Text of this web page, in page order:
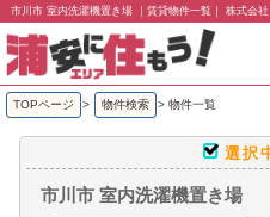
市川市 室内洗濯機置き場 ｜賃貸物件一覧｜ 株式会社
TOPページ > 物件検索 > 物件一覧
選択
市川市 室内洗濯機置き場